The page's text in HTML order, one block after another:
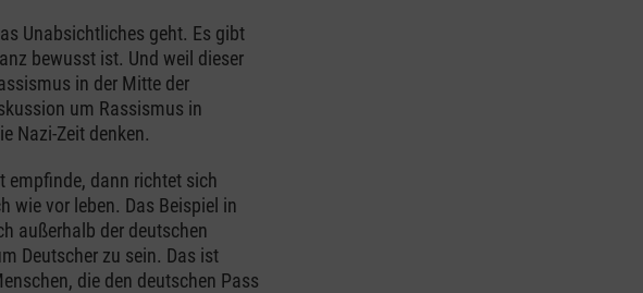
Unabsichtliches geht. Es gibt
bewusst ist. Und weil dieser
in der Mitte der
um Rassismus in
Nazi-Zeit denken.
empfinde, dann richtet sich
wie vor leben. Das Beispiel in
außerhalb der deutschen
Deutscher zu sein. Das ist
die den deutschen Pass